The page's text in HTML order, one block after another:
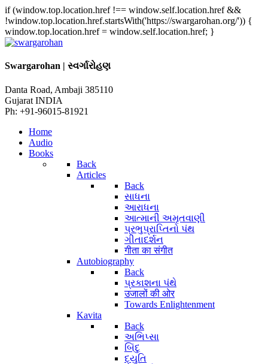
if (window.top.location.href !== window.self.location.href &&
!window.top.location.href.startsWith('https://swargarohan.org/')) {
window.top.location.href = window.self.location.href; }
Swargarohan | સ્વર્ગારોહણ
Danta Road, Ambaji 385110
Gujarat INDIA
Ph: +91-96015-81921
Home
Audio
Books
Back
Articles
Back
સાધના
આરાધના
આત્માની અમૃતવાણી
પ્રભુપ્રાપ્તિનો પંથ
ગીતાદર્શન
गीता का संगीत
Autobiography
Back
પ્રકાશના પંથે
उजालों की ओर
Towards Enlightenment
Kavita
Back
અભિપ્સા
બિંદુ
દ્યુતિ